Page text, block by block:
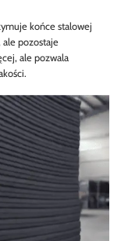
końce stalowej
ale pozostaje
ale pozwala